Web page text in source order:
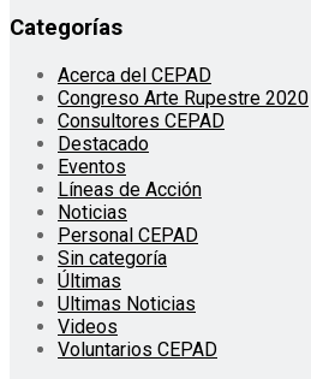
Categorías
Acerca del CEPAD
Congreso Arte Rupestre 2020
Consultores CEPAD
Destacado
Eventos
Líneas de Acción
Noticias
Personal CEPAD
Sin categoría
Últimas
Ultimas Noticias
Videos
Voluntarios CEPAD